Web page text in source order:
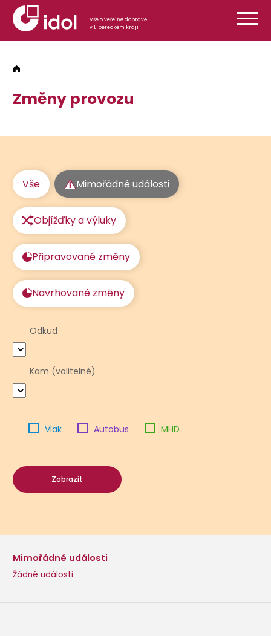
Přeskočit na obsah
Vše o veřejné dopravě
v Libereckém kraji
Změny provozu
Vše Mimořádné události
Objížďky a výluky
Připravované změny
Navrhované změny
Odkud
Kam (volitelné)
Vlak Autobus MHD
Zobrazit
Mimořádné události
Žádné události